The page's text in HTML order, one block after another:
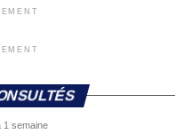
1 semaine